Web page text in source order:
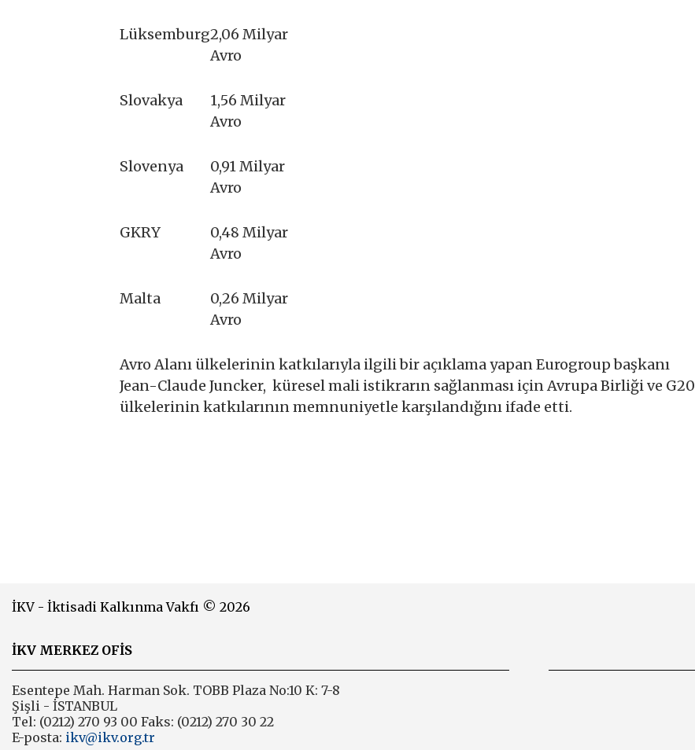
Lüksemburg2,06 Milyar
Avro
Slovakya
1,56 Milyar
Avro
Slovenya
0,91 Milyar
Avro
GKRY
0,48 Milyar
Avro
Malta
0,26 Milyar
Avro
Avro Alanı ülkelerinin katkılarıyla ilgili bir açıklama yapan Eurogroup başkanı
Jean-Claude Juncker, küresel mali istikrarın sağlanması için Avrupa Birliği ve G20
ülkelerinin katkılarının memnuniyetle karşılandığını ifade etti.
İKV - İktisadi Kalkınma Vakfı © 2026
İKV MERKEZ OFİS
Esentepe Mah. Harman Sok. TOBB Plaza No:10 K: 7-8
Şişli - İSTANBUL
Tel: (0212) 270 93 00 Faks: (0212) 270 30 22
E-posta: ikv@ikv.org.tr